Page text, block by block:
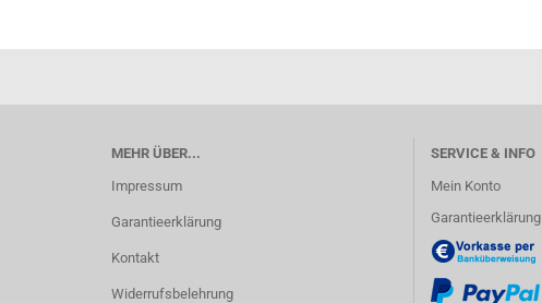
MEHR ÜBER...
Impressum
Garantieerklärung
Kontakt
Widerrufsbelehrung
SERVICE & INFO
Mein Konto
Garantieerklärung